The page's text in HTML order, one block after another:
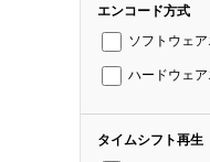
エンコード方式
ソフトウェ
ハードウェ
タイムシフト再生